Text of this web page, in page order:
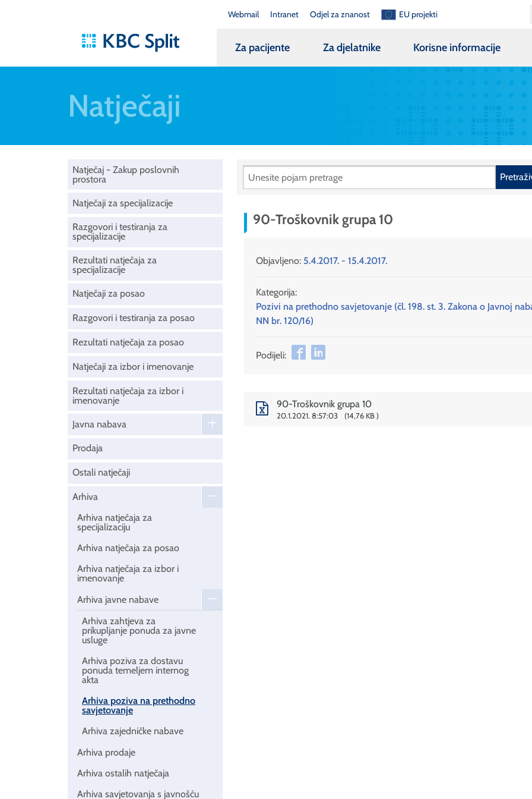
Webmail Intranet Odjel za znanost EU projekti
Za pacijente Za djelatnike Korisne informacije
Natječaji
Natječaj - Zakup poslovnih
prostora
Natječaji za specijalizacije
Razgovori i testiranja za
specijalizacije
Rezultati natječaja za
specijalizacije
Natječaji za posao
Razgovori i testiranja za posao
Rezultati natječaja za posao
Natječaji za izbor i imenovanje
Rezultati natječaja za izbor i
imenovanje
Javna nabava
Prodaja
Ostali natječaji
Arhiva
Arhiva natječaja za
specijalizaciju
Arhiva natječaja za posao
Arhiva natječaja za izbor i
imenovanje
Arhiva javne nabave
Arhiva zahtjeva za
prikupljanje ponuda za javne
usluge
Arhiva poziva za dostavu
ponuda temeljem internog
akta
Arhiva poziva na prethodno
savjetovanje
Arhiva zajedničke nabave
Arhiva prodaje
Arhiva ostalih natječaja
Arhiva savjetovanja s javnošću
90-Troškovnik grupa 10
Objavljeno: 5.4.2017. - 15.4.2017.
Kategorija:
Pozivi na prethodno savjetovanje (čl. 198. st. 3. Zakona o Javnoj
NN br. 120/16)
Podijeli:
90-Troškovnik grupa 10
20.1.2021. 8:57:03 14,76 KB